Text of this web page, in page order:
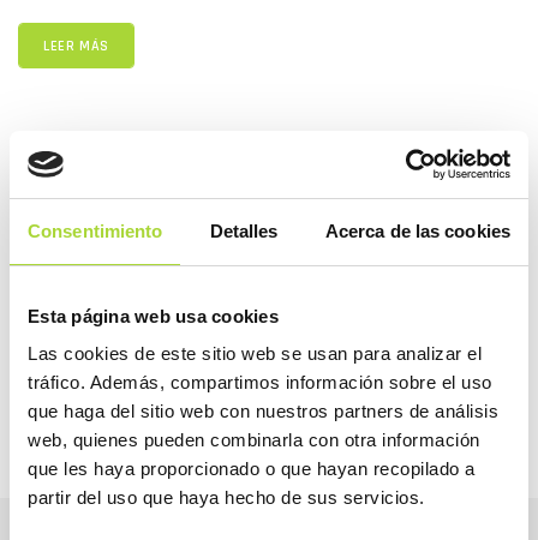
Consentimiento Detalles Acerca de las cookies
Esta página web usa cookies
Las cookies de este sitio web se usan para analizar el
tráfico. Además, compartimos información sobre el uso
que haga del sitio web con nuestros partners de análisis
web, quienes pueden combinarla con otra información
que les haya proporcionado o que hayan recopilado a
partir del uso que haya hecho de sus servicios.
LEER MÁS
COMPARTIR
2026
2025